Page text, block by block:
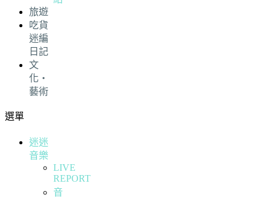
旅遊
吃貨
迷編
日記
文
化・
藝術
選單
迷迷
音樂
LIVE
REPORT
音